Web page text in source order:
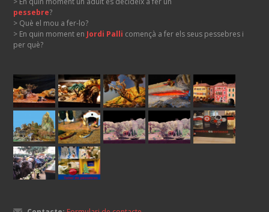
pessebre?
> Què el mou a fer-lo?
> En quin moment en Jordi Palli començà a fer els seus pessebres i
per què?